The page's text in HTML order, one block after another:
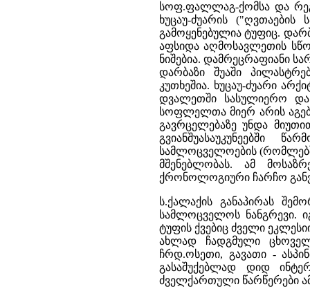
სოფ.ფალლაგ-ქომსა და
ხუცაუ-ძუარის
გამოყენებულია ტუფიც.
აფსიდა აღმოსავლეთის
ნიშებია. დამრეცრაფიანი
დარბაზი შუაში
კუთხეშია. ხუცაუ-ძუარი
დვალეთში სასულიერო და
სოფლელთა მიერ არის
გავრცელებაზე უნდა
გვიანშუასაუკუნეებში
სამლოცველოების
მშენებლობას. ამ
ქრონოლოგიური ჩარჩო
ს.ქალაქის განაპირას
სამლოცველოს ნანგრევი.
ტუფის ქვებიც ძველი
ახლად ჩადგმული
ჩრდ.ოსეთი, გავათი -
გასაშუქებლად დიდ
ძველქართული წარწერები